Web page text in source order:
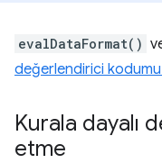
evalDataFormat()
değerlendirici
Kurala dayalı
etme